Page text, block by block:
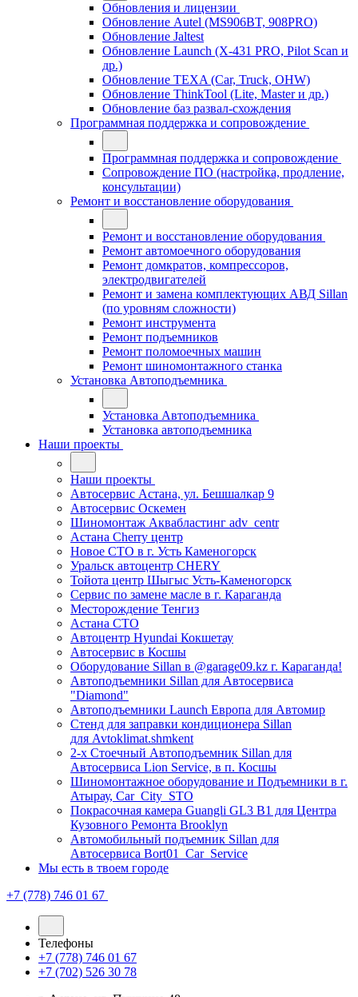
Обновления и лицензии
Обновление Autel (MS906BT, 908PRO)
Обновление Jaltest
Обновление Launch (X-431 PRO, Pilot Scan и
др.)
Обновление TEXA (Car, Truck, OHW)
Обновление ThinkTool (Lite, Master и др.)
Обновление баз развал-схождения
Программная поддержка и сопровождение
Программная поддержка и сопровождение
Сопровождение ПО (настройка, продление,
консультации)
Ремонт и восстановление оборудования
Ремонт и восстановление оборудования
Ремонт автомоечного оборудования
Ремонт домкратов, компрессоров,
электродвигателей
Ремонт и замена комплектующих АВД Sillan
(по уровням сложности)
Ремонт инструмента
Ремонт подъемников
Ремонт поломоечных машин
Ремонт шиномонтажного станка
Установка Автоподъемника
Установка Автоподъемника
Установка автоподъемника
Наши проекты
Наши проекты
Автосервис Астана, ул. Бешшалкар 9
Автосервис Оскемен
Шиномонтаж Аквабластинг adv_centr
Астана Cherry центр
Новое СТО в г. Усть Каменогорск
Уральск автоцентр CHERY
Тойота центр Шыгыс Усть-Каменогорск
Сервис по замене масле в г. Караганда
Месторождение Тенгиз
Астана СТО
Автоцентр Hyundai Кокшетау
Автосервис в Косшы
Оборудование Sillan в @garage09.kz г. Караганда!
Автоподъемники Sillan для Автосервиса
"Diamond"
Автоподъемники Launch Европа для Автомир
Стенд для заправки кондиционера Sillan
для Avtoklimat.shmkent
2-х Стоечный Автоподъемник Sillan для
Автосервиса Lion Service, в п. Косшы
Шиномонтажное оборудование и Подъемники в г.
Атырау, Car_City_STO
Покрасочная камера Guangli GL3 B1 для Центра
Кузовного Ремонта Brooklyn
Автомобильный подъемник Sillan для
Автосервиса Bort01_Car_Service
Мы есть в твоем городе
+7 (778) 746 01 67
Телефоны
+7 (778) 746 01 67
+7 (702) 526 30 78